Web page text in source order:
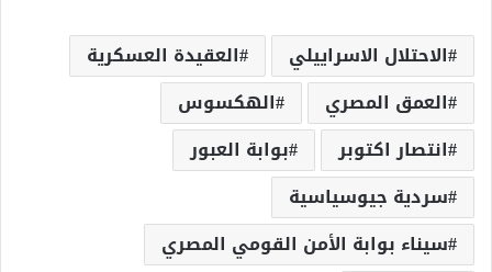
الاحتلال الاسراييلي
العقيدة العسكرية
العمق المصري
الهكسوس
انتصار اكتوبر
بوابة العبور
سردية جيوسياسية
سيناء بوابة الأمن القومي المصري